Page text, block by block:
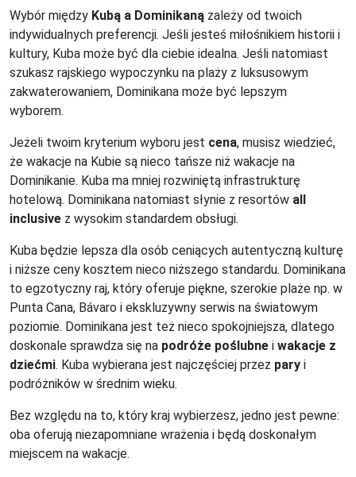
Wybór między Kubą a Dominikaną zależy od twoich
indywidualnych preferencji. Jeśli jesteś miłośnikiem historii i
kultury, Kuba może być dla ciebie idealna. Jeśli natomiast
szukasz rajskiego wypoczynku na plaży z luksusowym
zakwaterowaniem, Dominikana może być lepszym
wyborem.
Jeżeli twoim kryterium wyboru jest cena, musisz wiedzieć,
że wakacje na Kubie są nieco tańsze niż wakacje na
Dominikanie. Kuba ma mniej rozwiniętą infrastrukturę
hotelową. Dominikana natomiast słynie z resortów all
inclusive z wysokim standardem obsługi.
Kuba będzie lepsza dla osób ceniących autentyczną kulturę
i niższe ceny kosztem nieco niższego standardu. Dominikana
to egzotyczny raj, który oferuje piękne, szerokie plaże np. w
Punta Cana, Bávaro i ekskluzywny serwis na światowym
poziomie. Dominikana jest też nieco spokojniejsza, dlatego
doskonale sprawdza się na podróże poślubne i wakacje z
dziećmi. Kuba wybierana jest najczęściej przez pary i
podróżników w średnim wieku.
Bez względu na to, który kraj wybierzesz, jedno jest pewne:
oba oferują niezapomniane wrażenia i będą doskonałym
miejscem na wakacje.